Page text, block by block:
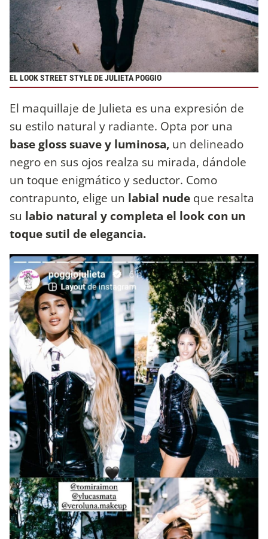
EL LOOK STREET STYLE DE JULIETA POGGIO
El maquillaje de Julieta es una expresión de
su estilo natural y radiante. Opta por una
base gloss suave y luminosa, un delineado
negro en sus ojos realza su mirada, dándole
un toque enigmático y seductor. Como
contrapunto, elige un labial nude que resalta
su labio natural y completa el look con un
toque sutil de elegancia.